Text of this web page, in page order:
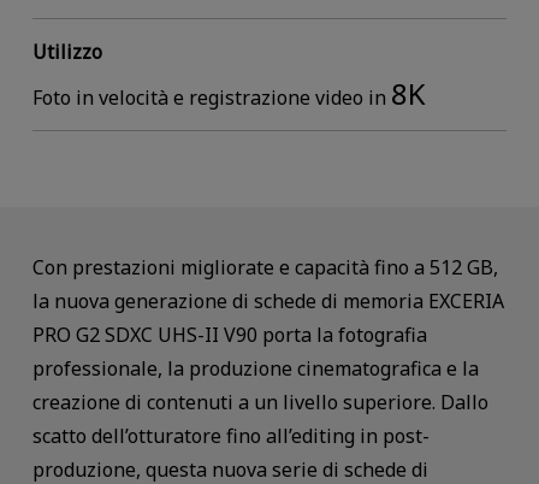
Utilizzo
Foto in velocità e registrazione video in 8K
Con prestazioni migliorate e capacità fino a 512 GB,
la nuova generazione di schede di memoria EXCERIA
PRO G2 SDXC UHS-II V90 porta la fotografia
professionale, la produzione cinematografica e la
creazione di contenuti a un livello superiore. Dallo
scatto dell’otturatore fino all’editing in post-
produzione, questa nuova serie di schede di